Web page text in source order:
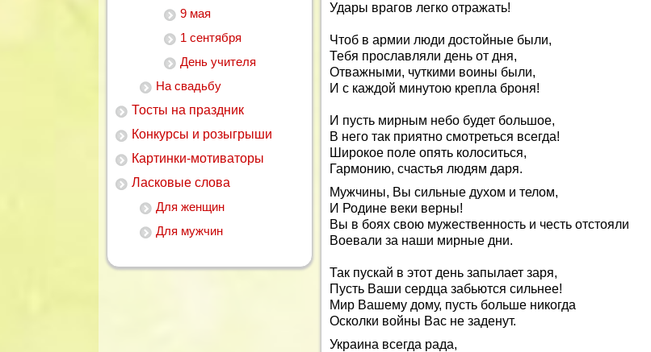
9 мая
1 сентября
День учителя
На свадьбу
Тосты на праздник
Конкурсы и розыгрыши
Картинки-мотиваторы
Ласковые слова
Для женщин
Для мужчин
Удары врагов легко отражать!
Чтоб в армии люди достойные были,
Тебя прославляли день от дня,
Отважными, чуткими воины были,
И с каждой минутою крепла броня!
И пусть мирным небо будет большое,
В него так приятно смотреться всегда!
Широкое поле опять колоситься,
Гармонию, счастья людям даря.
Мужчины, Вы сильные духом и телом,
И Родине веки верны!
Вы в боях свою мужественность и честь отстояли
Воевали за наши мирные дни.
Так пускай в этот день запылает заря,
Пусть Ваши сердца забьются сильнее!
Мир Вашему дому, пусть больше никогда
Осколки войны Вас не заденут.
Украина всегда рада,